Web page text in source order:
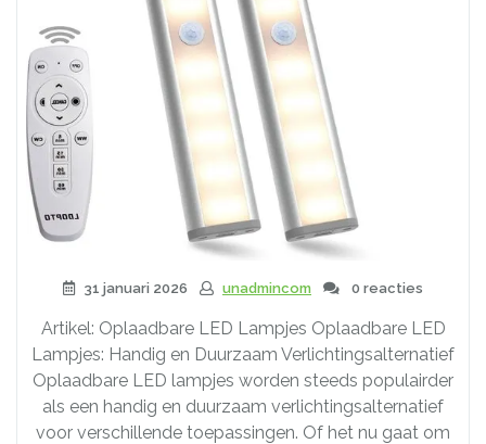
31 januari 2026 unadmincom 0 reacties
Artikel: Oplaadbare LED Lampjes Oplaadbare LED
Lampjes: Handig en Duurzaam Verlichtingsalternatief
Oplaadbare LED lampjes worden steeds populairder
als een handig en duurzaam verlichtingsalternatief
voor verschillende toepassingen. Of het nu gaat om